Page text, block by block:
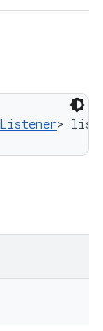
>